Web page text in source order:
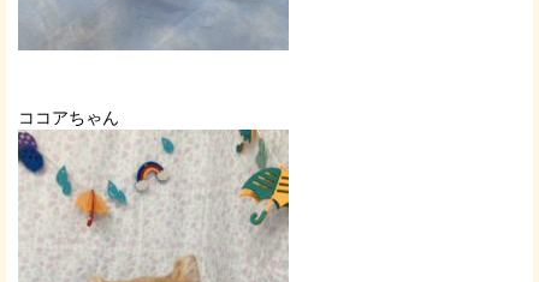
ココアちゃん